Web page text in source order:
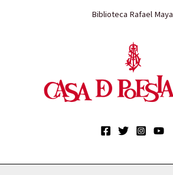
Biblioteca Rafael Maya